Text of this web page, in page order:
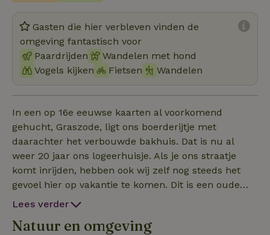
Gasten die hier verbleven vinden de
omgeving fantastisch voor
Paardrijden
Wandelen met hond
Vogels kijken
Fietsen Wandelen
In een op 16e eeuwse kaarten al voorkomend
gehucht, Graszode, ligt ons boerderijtje met
daarachter het verbouwde bakhuis. Dat is nu al
weer 20 jaar ons logeerhuisje. Als je ons straatje
komt inrijden, hebben ook wij zelf nog steeds het
gevoel hier op vakantie te komen. Dit is een oude
zandrug waar boerenknechten hun huisjes op
verbouwd worden op de 30 cm dikke kleilaag. Het
Lees verder
Natuur en omgeving